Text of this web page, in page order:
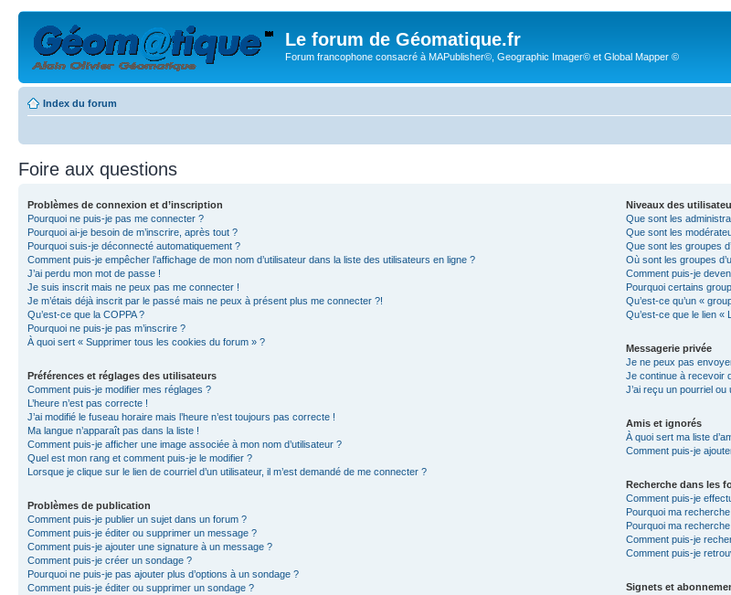
Le forum de Géomatique.fr
Forum francophone consacré à MAPublisher©, Geographic Imager© et Global Mapper ©
Index du forum
Foire aux questions
Problèmes de connexion et d’inscription
Pourquoi ne puis-je pas me connecter ?
Pourquoi ai-je besoin de m’inscrire, après tout ?
Pourquoi suis-je déconnecté automatiquement ?
Comment puis-je empêcher l’affichage de mon nom d’utilisateur dans la liste des utilisateurs en ligne ?
J’ai perdu mon mot de passe !
Je suis inscrit mais ne peux pas me connecter !
Je m’étais déjà inscrit par le passé mais ne peux à présent plus me connecter ?!
Qu’est-ce que la COPPA ?
Pourquoi ne puis-je pas m’inscrire ?
À quoi sert « Supprimer tous les cookies du forum » ?
Préférences et réglages des utilisateurs
Comment puis-je modifier mes réglages ?
L’heure n’est pas correcte !
J’ai modifié le fuseau horaire mais l’heure n’est toujours pas correcte !
Ma langue n’apparaît pas dans la liste !
Comment puis-je afficher une image associée à mon nom d’utilisateur ?
Quel est mon rang et comment puis-je le modifier ?
Lorsque je clique sur le lien de courriel d’un utilisateur, il m’est demandé de me connecter ?
Problèmes de publication
Comment puis-je publier un sujet dans un forum ?
Comment puis-je éditer ou supprimer un message ?
Comment puis-je ajouter une signature à un message ?
Comment puis-je créer un sondage ?
Pourquoi ne puis-je pas ajouter plus d’options à un sondage ?
Comment puis-je éditer ou supprimer un sondage ?
Niveaux des
Que sont les
Que sont les
Que sont les groupes
Où sont les groupes
Comment puis-je
Pourquoi certains
Qu’est-ce qu’un «
Qu’est-ce que le lien «
Messagerie privée
Je ne peux pas
Je continue à recevoir
J’ai reçu un pourriel
Amis et ignorés
À quoi sert ma liste
Comment puis-je
Recherche dans les
Comment puis-je
Pourquoi ma
Pourquoi ma
Comment puis-je
Comment puis-je
Signets et